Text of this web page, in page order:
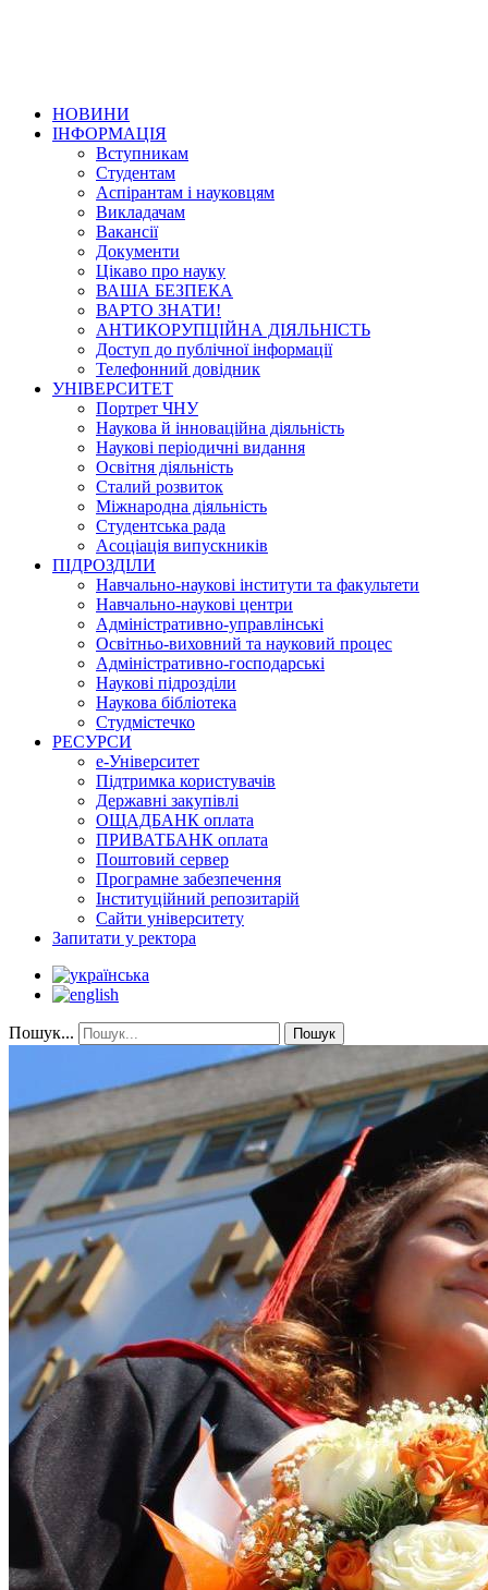
НОВИНИ
ІНФОРМАЦІЯ
Вступникам
Студентам
Аспірантам і науковцям
Викладачам
Вакансії
Документи
Цікаво про науку
ВАША БЕЗПЕКА
ВАРТО ЗНАТИ!
АНТИКОРУПЦІЙНА ДІЯЛЬНІСТЬ
Доступ до публічної інформації
Телефонний довідник
УНІВЕРСИТЕТ
Портрет ЧНУ
Наукова й інноваційна діяльність
Наукові періодичні видання
Освітня діяльність
Сталий розвиток
Міжнародна діяльність
Студентська рада
Асоціація випускників
ПІДРОЗДІЛИ
Навчально-наукові інститути та факультети
Навчально-наукові центри
Адміністративно-управлінські
Освітньо-виховний та науковий процес
Адміністративно-господарські
Наукові підрозділи
Наукова бібліотека
Студмістечко
РЕСУРСИ
е-Університет
Підтримка користувачів
Державні закупівлі
ОЩАДБАНК оплата
ПРИВАТБАНК оплата
Поштовий сервер
Програмне забезпечення
Інституційний репозитарій
Сайти університету
Запитати у ректора
Пошук... Пошук